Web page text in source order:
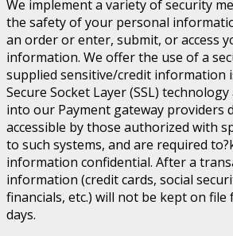
We implement a variety of security
the safety of your personal
an order or enter, submit, or access
information. We offer the use of a
supplied sensitive/credit information
Secure Socket Layer (SSL)
into our Payment gateway providers
accessible by those authorized with
to such systems, and are required
information confidential. After a
information (credit cards, social
financials, etc.) will not be kept on
days.